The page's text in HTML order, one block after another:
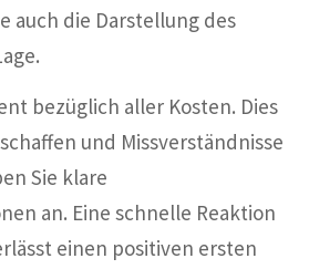
auch die Darstellung des
bezüglich aller Kosten. Dies
und Missverständnisse
Sie klare
an. Eine schnelle Reaktion
einen positiven ersten